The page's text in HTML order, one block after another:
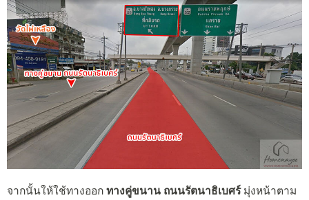
จากนั้นให้ใช้ทางออก ทางคู่ขนาน ถนนรัตนาธิเบศร์มุ่งหน้าตาม